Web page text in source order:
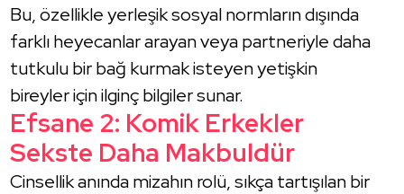
Bu, özellikle yerleşik sosyal normların dışında
farklı heyecanlar arayan veya partneriyle daha
tutkulu bir bağ kurmak isteyen yetişkin
bireyler için ilginç bilgiler sunar.
Efsane 2: Komik Erkekler
Sekste Daha Makbuldür
Cinsellik anında mizahın rolü, sıkça tartışılan bir